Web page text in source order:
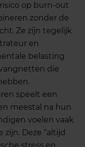
op burn-out
zonder de
Ze zijn tegelijk
en
belasting
die
speelt een
meestal na hun
voelen vaak
Deze “altijd